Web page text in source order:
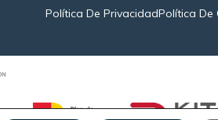
Política De PrivacidadPolítica De